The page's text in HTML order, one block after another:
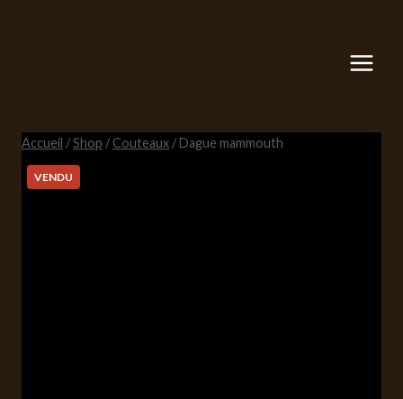
Accueil /Shop / Couteaux / Dague mammouth
VENDU